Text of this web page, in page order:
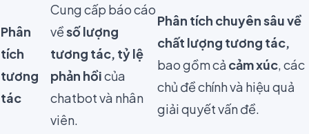
Phân
tích
tương
tác
Cung cấp báo cáo
vềsố lượng
tương tác, tỷ lệ
phản hồicủa
chatbot và nhân
viên.
Phân tích chuyên sâu về
chất lượng tương tác,
bao gồm cả cảm xúc, các
chủ đề chính và hiệu quả
giải quyết vấn đề.